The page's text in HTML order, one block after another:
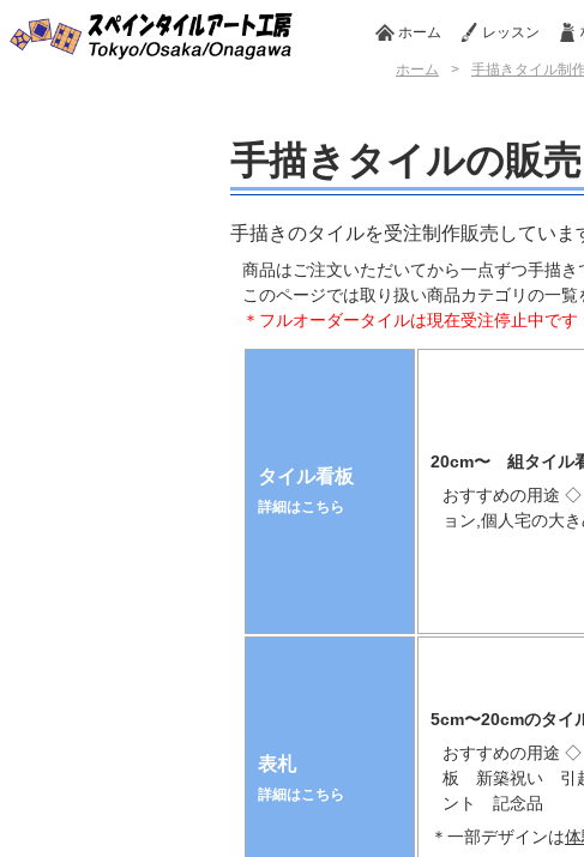
ホーム レッスン
ホーム > 手描きタイル制
手描きタイルの販売
手描きのタイルを受注制作販売していま
商品はご注文いただいてから一点ずつ手描き
このページでは取り扱い商品カテゴリの一覧
＊フルオーダータイルは現在受注停止中です
タイル看板
詳細はこちら
20cm〜 組タイル
おすすめの用途
ョン,個人宅の大
表札
詳細はこちら
5cm〜20cmのタイ
おすすめの用途
板 新築祝い 引
ント 記念品
＊一部デザインは